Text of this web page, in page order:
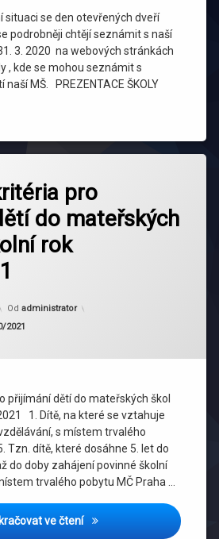
situaci se den otevřených dveří
podrobněji chtějí seznámit s naší
3. 2020 na webových stránkách
, kde se mohou seznámit s
MŠ. PREZENTACE ŠKOLY
pro
do mateřských
rok
Od administrator
2021
přijímání dětí do mateřských škol
1. Dítě, na které se vztahuje
s místem trvalého
Tzn. dítě, které dosáhne 5. let do
do doby zahájení povinné školní
trvalého pobytu MČ Praha …
ve čteníZákladní kritéria pro